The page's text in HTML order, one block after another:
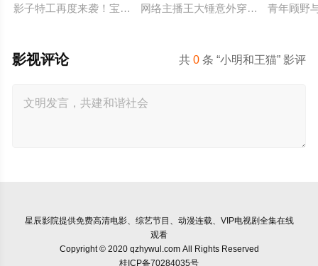
影子特工再度来袭！宝石族精灵竟然成了关键所在！东方桃子
网络主播王大锤意外穿越成一只F级
青年顾野
共0 条 “小明和王猫” 影评
影视评论
星辰影院提供免费高清电影、综艺节目、动漫连载、VIP电视剧全集在线
观看
Copyright © 2020 qzhywul.com All Rights Reserved
桂ICP备70284035号